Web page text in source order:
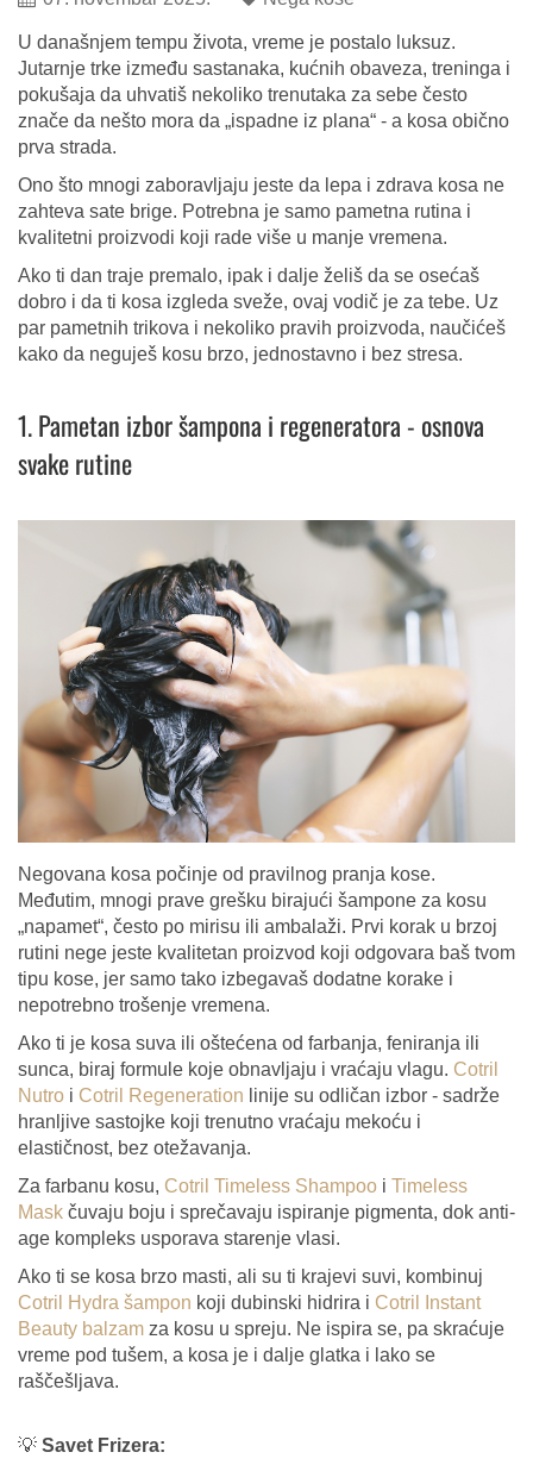
U današnjem tempu života, vreme je postalo luksuz.
Jutarnje trke između sastanaka, kućnih obaveza, treninga i
pokušaja da uhvatiš nekoliko trenutaka za sebe često
znače da nešto mora da „ispadne iz plana“ - a kosa obično
prva strada.
Ono što mnogi zaboravljaju jeste da lepa i zdrava kosa ne
zahteva sate brige. Potrebna je samo pametna rutina i
kvalitetni proizvodi koji rade više u manje vremena.
Ako ti dan traje premalo, ipak i dalje želiš da se osećaš
dobro i da ti kosa izgleda sveže, ovaj vodič je za tebe. Uz
par pametnih trikova i nekoliko pravih proizvoda, naučićeš
kako da neguješ kosu brzo, jednostavno i bez stresa.
1. Pametan izbor šampona i regeneratora - osnova
svake rutine
Negovana kosa počinje od pravilnog pranja kose.
Međutim, mnogi prave grešku birajući šampone za kosu
„napamet“, često po mirisu ili ambalaži. Prvi korak u brzoj
rutini nege jeste kvalitetan proizvod koji odgovara baš tvom
tipu kose, jer samo tako izbegavaš dodatne korake i
nepotrebno trošenje vremena.
Ako ti je kosa suva ili oštećena od farbanja, feniranja ili
sunca, biraj formule koje obnavljaju i vraćaju vlagu. Cotril
Nutro i Cotril Regeneration linije su odličan izbor - sadrže
hranljive sastojke koji trenutno vraćaju mekoću i
elastičnost, bez otežavanja.
Za farbanu kosu, Cotril Timeless Shampoo i Timeless
Mask čuvaju boju i sprečavaju ispiranje pigmenta, dok anti-
age kompleks usporava starenje vlasi.
Ako ti se kosa brzo masti, ali su ti krajevi suvi, kombinuj
Cotril Hydra šampon koji dubinski hidrira i Cotril Instant
Beauty balzam za kosu u spreju. Ne ispira se, pa skraćuje
vreme pod tušem, a kosa je i dalje glatka i lako se
raščešljava.
💡 Savet Frizera: